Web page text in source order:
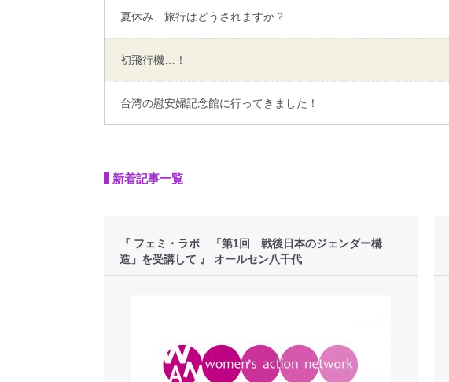
夏休み、旅行はどうされますか？
初飛行機…！
台湾の慰安婦記念館に行ってきました！
新着記事一覧
『 フェミ・ラボ 「第1回 戦後日本のジェンダー構
造」を受講して 』 オールセン八千代